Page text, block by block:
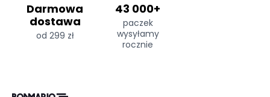
Darmowa
dostawa
od 299 zł
43 000+
paczek
wysyłamy
rocznie